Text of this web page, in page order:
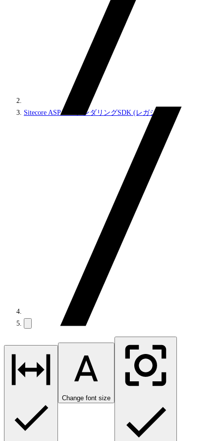
Sitecore ASP.NETレンダリングSDK (レガシー)
Change font size